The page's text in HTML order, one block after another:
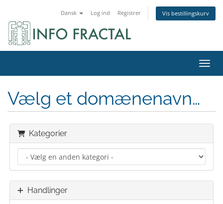
Dansk Log ind Registrer Vis bestillingskurv
Skift
Vælg et domænenavn…
Kategorier
Handlinger